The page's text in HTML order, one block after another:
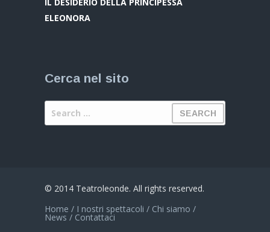
ELEONORA
Cerca nel sito
© 2014 Teatroleonde. All rights reserved.
Home / I nostri spettacoli / Chi siamo /
News / Contattaci